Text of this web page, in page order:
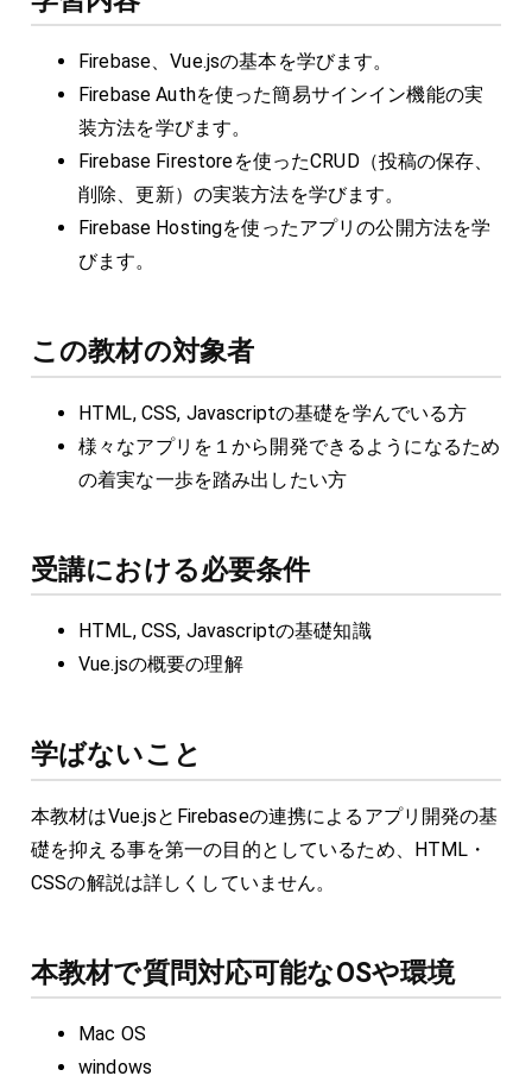
Firebase、Vue.jsの基本を学びます。
Firebase Authを使った簡易サインイン機能の実
装方法を学びます。
Firebase Firestoreを使ったCRUD（投稿の保存、
削除、更新）の実装方法を学びます。
Firebase Hostingを使ったアプリの公開方法を学
びます。
この教材の対象者
HTML, CSS, Javascriptの基礎を学んでいる方
様々なアプリを１から開発できるようになるため
の着実な一歩を踏み出したい方
受講における必要条件
HTML, CSS, Javascriptの基礎知識
Vue.jsの概要の理解
学ばないこと
本教材はVue.jsとFirebaseの連携によるアプリ開発の基
礎を抑える事を第一の目的としているため、HTML・
CSSの解説は詳しくしていません。
本教材で質問対応可能なOSや環境
Mac OS
windows